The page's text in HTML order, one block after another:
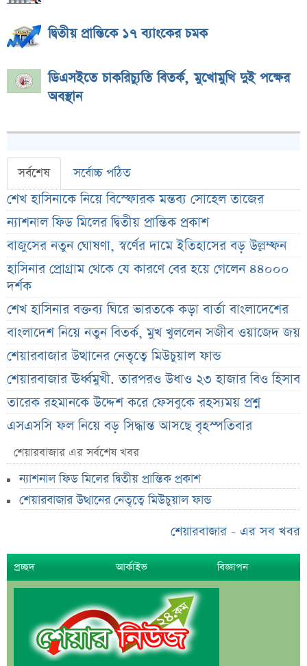
দ্বিতীয় প্রান্তিকে ১৭ ব্যাংকের চমক
ডিএসইতে চাকরিচ্যুতি বিতর্ক, মুখোমুখি দুই পক্ষের
অবস্থান
সর্বশেষ সর্বোচ্চ পঠিত
শেখ হাসিনাকে নিয়ে বিস্ফোরক মন্তব্য সোহেল তাজের
ন্যাশনাল ফিড মিলের দ্বিতীয় প্রান্তিক প্রকাশ
বাজুসের নতুন ঘোষণা, স্বর্ণের দামে ইতিহাসের বড় উল্লম্ফন
হাসিনার প্রোগ্রাম থেকে যে কারণে বের হয়ে গেলেন ৪৪০০০
দর্শক
শেখ হাসিনার বক্তব্য ঘিরে ভারতকে কড়া বার্তা বাংলাদেশের
বাংলাদেশ নিয়ে নতুন বিতর্ক, মুখ খুললেন সজীব ওয়াজেদ জয়
শেয়ারবাজার উত্থানের নেতৃত্বে মিউচুয়াল ফান্ড
শেয়ারবাজার ঊর্ধ্বমুখী. তারপরও উধাও ২৩ হাজার বিও হিসাব
তারেক রহমানকে উদ্দেশ করে ফেসবুকে রহস্যময় প্রশ্ন
এসএসসি ফল নিয়ে বড় সিদ্ধান্ত আসছে বৃহস্পতিবার
কীভাবে জন্ম নিল ‘৩৬ জুলাই’?
এক পোস্টেই চমকে দিলেন ময়ূখ রঞ্জন ঘোষ
‘ভুয়া’ স্লোগানের জবাবে যা বললেন রাশেদ খান
অভিনেতা
দুবাইয়ে মাত্র ২০ মিনিটে ৭ বিস্ফোরণ
জাকারবার্গকে ৩ দিনের আলটিমেটাম ভারতের
সরকারি ওয়েবসাইটে ‘Error 503’, কারণ জানালেন
উপদেষ্টা
শেয়ারবাজার এর সর্বশেষ খবর
ন্যাশনাল ফিড মিলের দ্বিতীয় প্রান্তিক প্রকাশ
শেয়ারবাজার উত্থানের নেতৃত্বে মিউচুয়াল ফান্ড
শেয়ারবাজার - এর সব খবর
প্রচ্ছদ আর্কাইভ বিজ্ঞাপন